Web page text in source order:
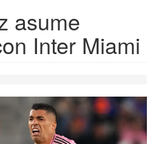
asume
Inter Miami